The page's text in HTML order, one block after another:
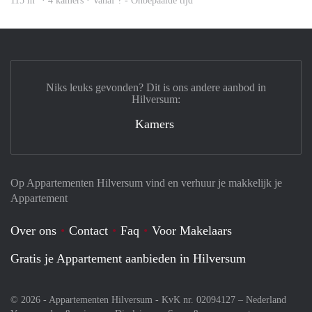
Op Appartementen Hilversum vind en verhuur je makkelijk je
Appartement
Over ons Contact Faq
Voor Makelaars
Gratis je Appartement aanbieden in Hilversum
© 2026 - Appartementen Hilversum - KvK nr. 02094127 – Nederland
Niks leuks gevonden? Dit is ons andere aanbod in
Hilversum:
Kamers